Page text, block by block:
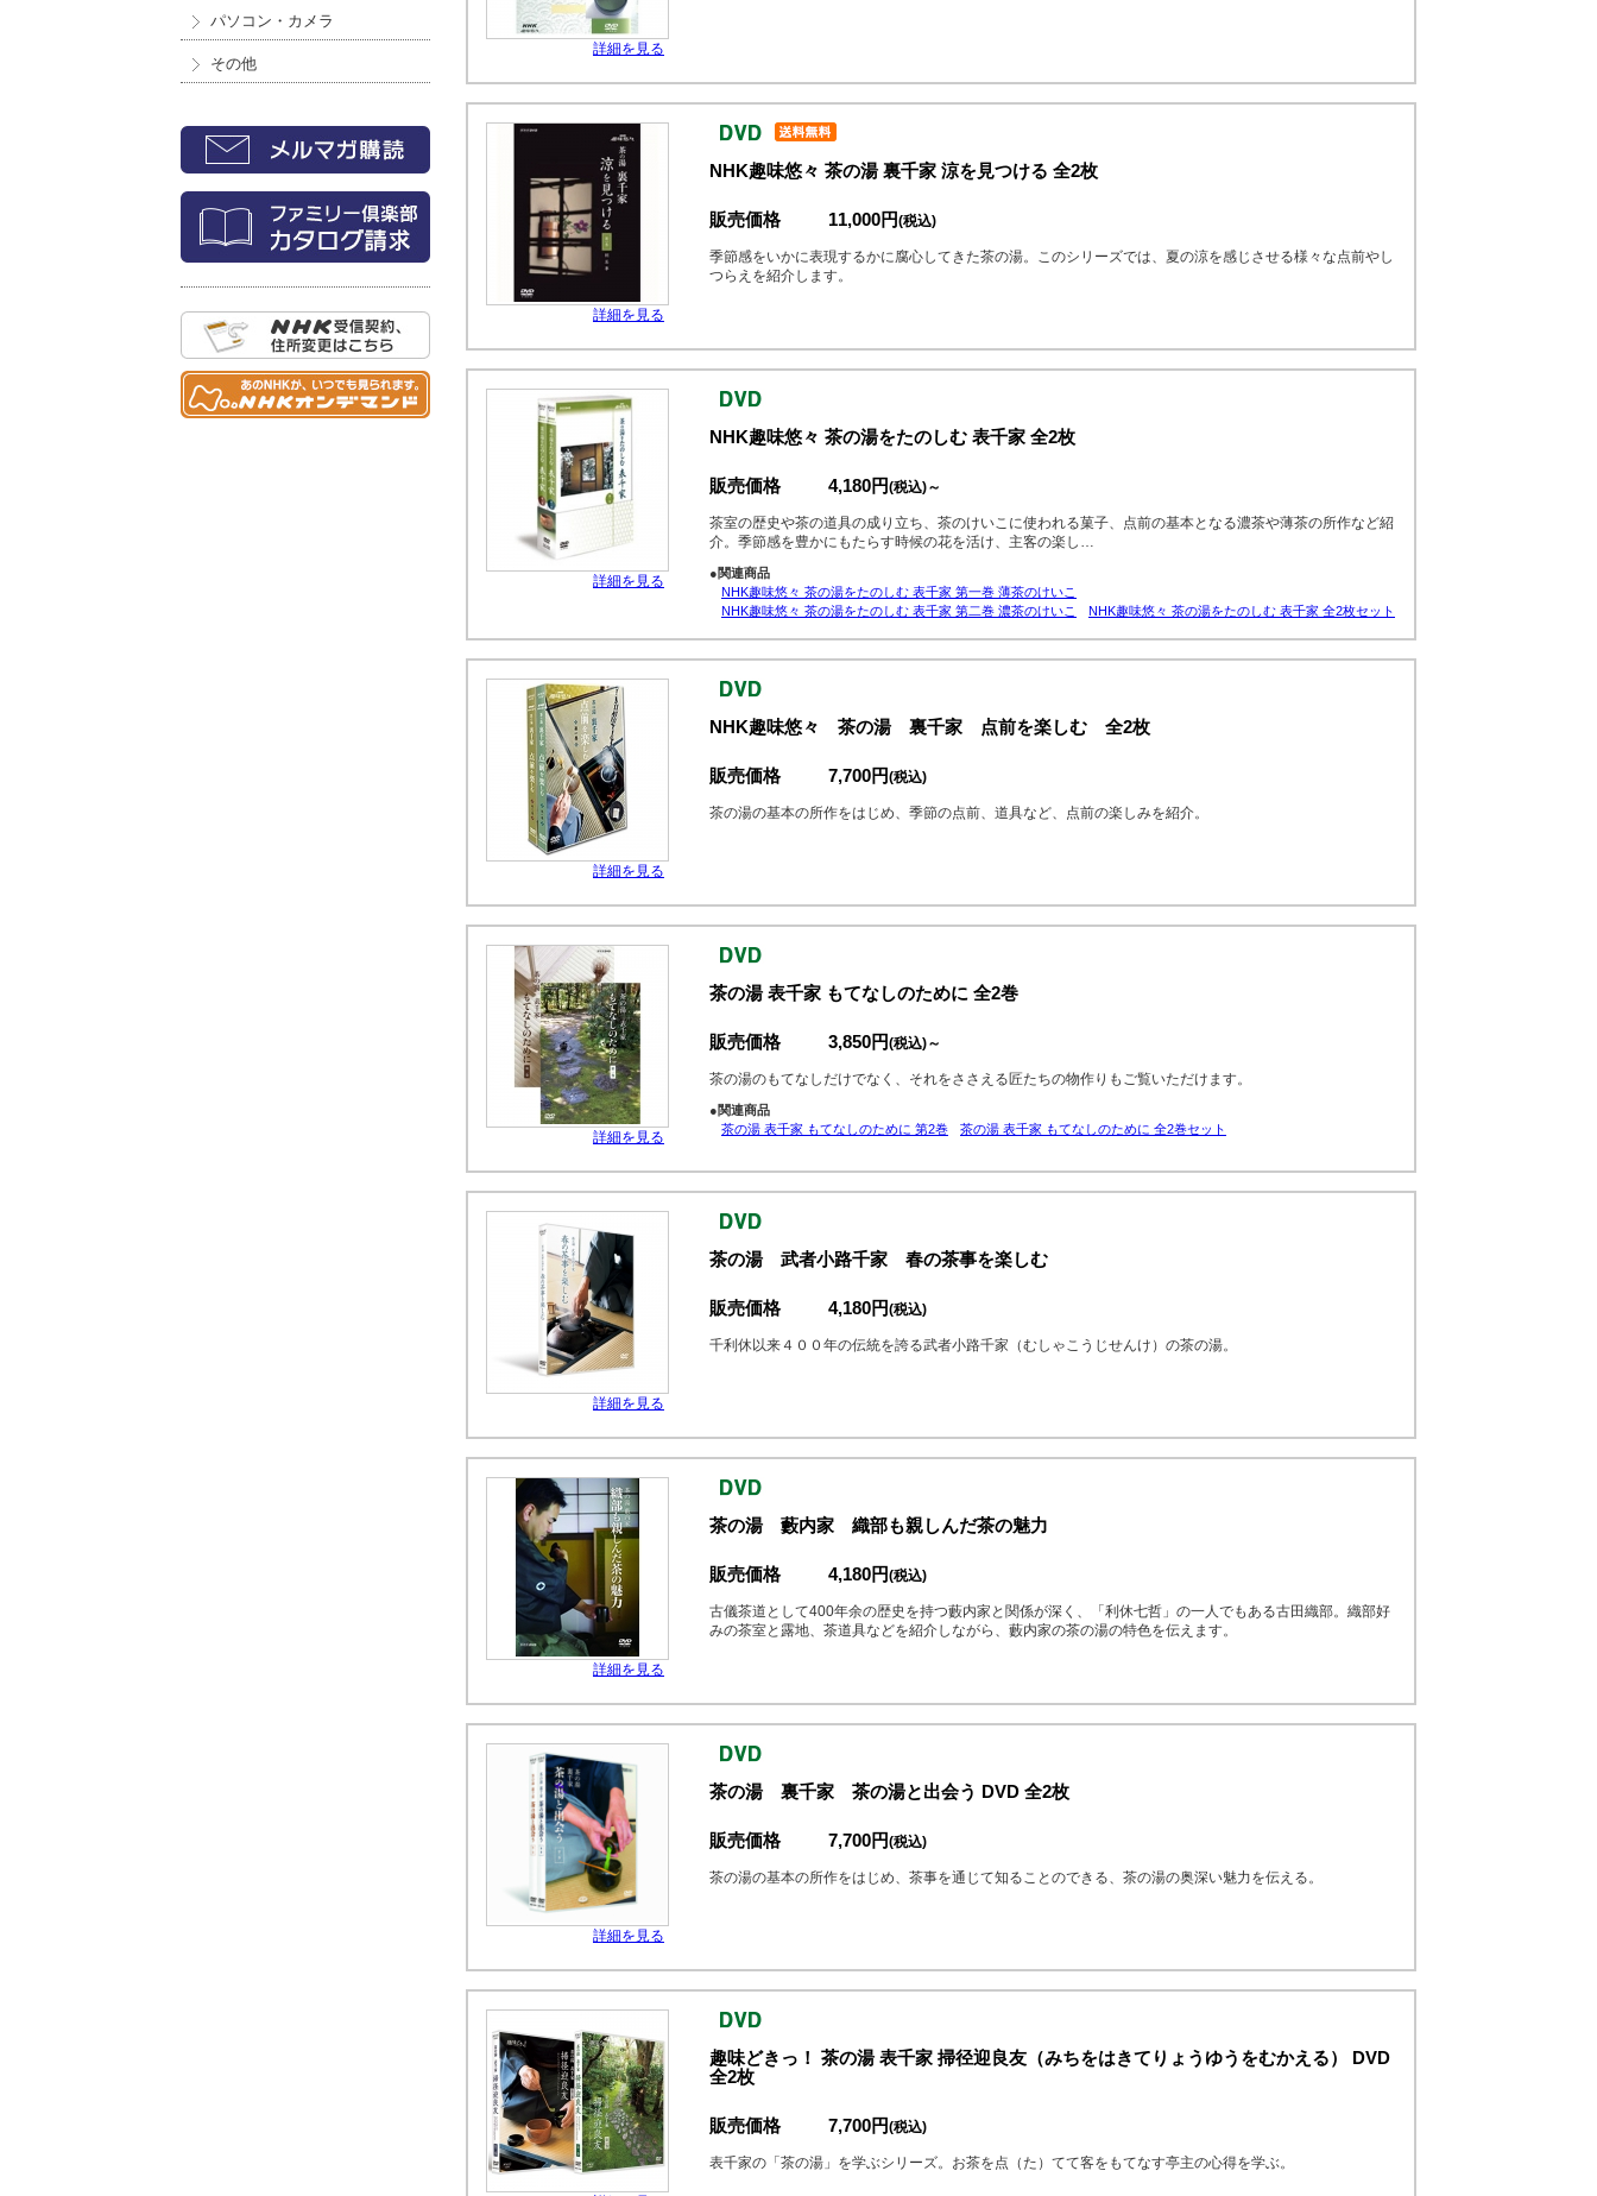
パソコン・カメラ
その他
詳細を見る
詳細を見る
NHK趣味悠々 茶の湯 裏千家 涼を見つける 全2枚
販売価格 11,000円(税込)
季節感をいかに表現するかに腐心してきた茶の湯。このシリーズでは、夏の涼を感じさせる様々な点前やし
つらえを紹介します。
詳細を見る
NHK趣味悠々 茶の湯をたのしむ 表千家 全2枚
販売価格 4,180円(税込)～
茶室の歴史や茶の道具の成り立ち、茶のけいこに使われる菓子、点前の基本となる濃茶や薄茶の所作など紹
介。季節感を豊かにもたらす時候の花を活け、主客の楽し…
●関連商品
NHK趣味悠々 茶の湯をたのしむ 表千家 第一巻 薄茶のけいこ
NHK趣味悠々 茶の湯をたのしむ 表千家 第二巻 濃茶のけいこ
NHK趣味悠々 茶の湯をたのしむ 表千家 全2枚セット
詳細を見る
NHK趣味悠々 茶の湯 裏千家 点前を楽しむ 全2枚
販売価格 7,700円(税込)
茶の湯の基本の所作をはじめ、季節の点前、道具など、点前の楽しみを紹介。
詳細を見る
茶の湯 表千家 もてなしのために 全2巻
販売価格 3,850円(税込)～
茶の湯のもてなしだけでなく、それをささえる匠たちの物作りもご覧いただけます。
●関連商品
茶の湯 表千家 もてなしのために 第2巻
茶の湯 表千家 もてなしのために 全2巻セット
詳細を見る
茶の湯 武者小路千家 春の茶事を楽しむ
販売価格 4,180円(税込)
千利休以来４００年の伝統を誇る武者小路千家（むしゃこうじせんけ）の茶の湯。
詳細を見る
茶の湯 藪内家 織部も親しんだ茶の魅力
販売価格 4,180円(税込)
古儀茶道として400年余の歴史を持つ藪内家と関係が深く、「利休七哲」の一人でもある古田織部。織部好
みの茶室と露地、茶道具などを紹介しながら、藪内家の茶の湯の特色を伝えます。
詳細を見る
茶の湯 裏千家 茶の湯と出会う DVD 全2枚
販売価格 7,700円(税込)
茶の湯の基本の所作をはじめ、茶事を通じて知ることのできる、茶の湯の奥深い魅力を伝える。
趣味どきっ！ 茶の湯 表千家 掃径迎良友（みちをはきてりょうゆうをむかえる） DVD
全2枚
販売価格 7,700円(税込)
表千家の「茶の湯」を学ぶシリーズ。お茶を点（た）てて客をもてなす亭主の心得を学ぶ。